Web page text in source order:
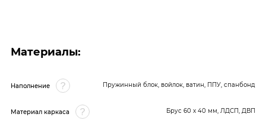
Материалы:
Наполнение Пружинный блок, войлок, ватин, ППУ, спанбонд
Материал каркаса Брус 60 x 40 мм, ЛДСП, ДВП